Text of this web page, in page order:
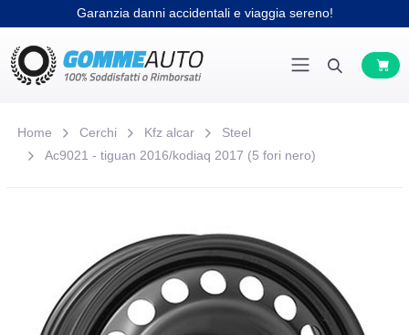
Garanzia danni accidentali e viaggia sereno!
Home Cerchi Kfz alcar
Steel
Ac9021 - tiguan 2016/kodiaq 2017 (5 fori nero)